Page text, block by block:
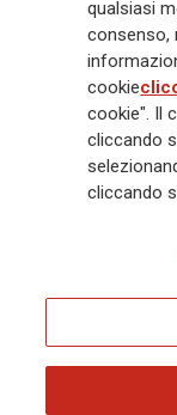
capacità di
completamente
l'obiettivo di creare
società più equa e
Legal Info
qualsiasi
consenso,
cookie
cookie". Il
cliccando
cliccando